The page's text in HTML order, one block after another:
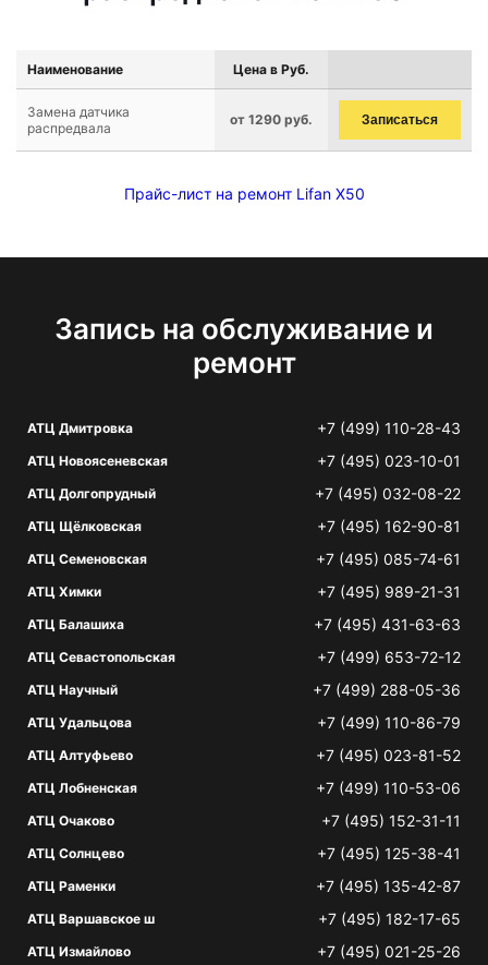
Наименование Цена в Руб.
Замена датчика
распредвала
от 1290 руб. Записаться
Прайс-лист на ремонт Lifan X50
Запись на обслуживание и
ремонт
АТЦ Дмитровка +7 (499) 110-28-43
АТЦ Новоясеневская +7 (495) 023-10-01
АТЦ Долгопрудный +7 (495) 032-08-22
АТЦ Щёлковская +7 (495) 162-90-81
АТЦ Семеновская +7 (495) 085-74-61
АТЦ Химки +7 (495) 989-21-31
АТЦ Балашиха +7 (495) 431-63-63
АТЦ Севастопольская +7 (499) 653-72-12
АТЦ Научный +7 (499) 288-05-36
АТЦ Удальцова +7 (499) 110-86-79
АТЦ Алтуфьево +7 (495) 023-81-52
АТЦ Лобненская +7 (499) 110-53-06
АТЦ Очаково +7 (495) 152-31-11
АТЦ Солнцево +7 (495) 125-38-41
АТЦ Раменки +7 (495) 135-42-87
АТЦ Варшавское ш +7 (495) 182-17-65
АТЦ Измайлово +7 (495) 021-25-26